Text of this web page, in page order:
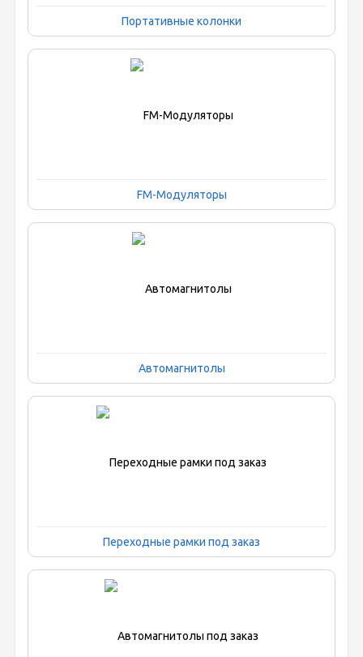
Портативные колонки
FM-Модуляторы
Автомагнитолы
Переходные рамки под заказ